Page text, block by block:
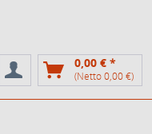
0,00 € *
(Netto 0,00 €)